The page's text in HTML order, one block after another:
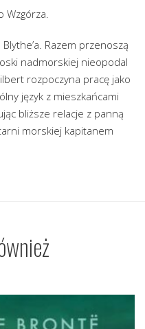
Wzgórza.
Razem przenoszą
nadmorskiej nieopodal
rozpoczyna pracę jako
język z mieszkańcami
bliższe relacje z panną
morskiej kapitanem